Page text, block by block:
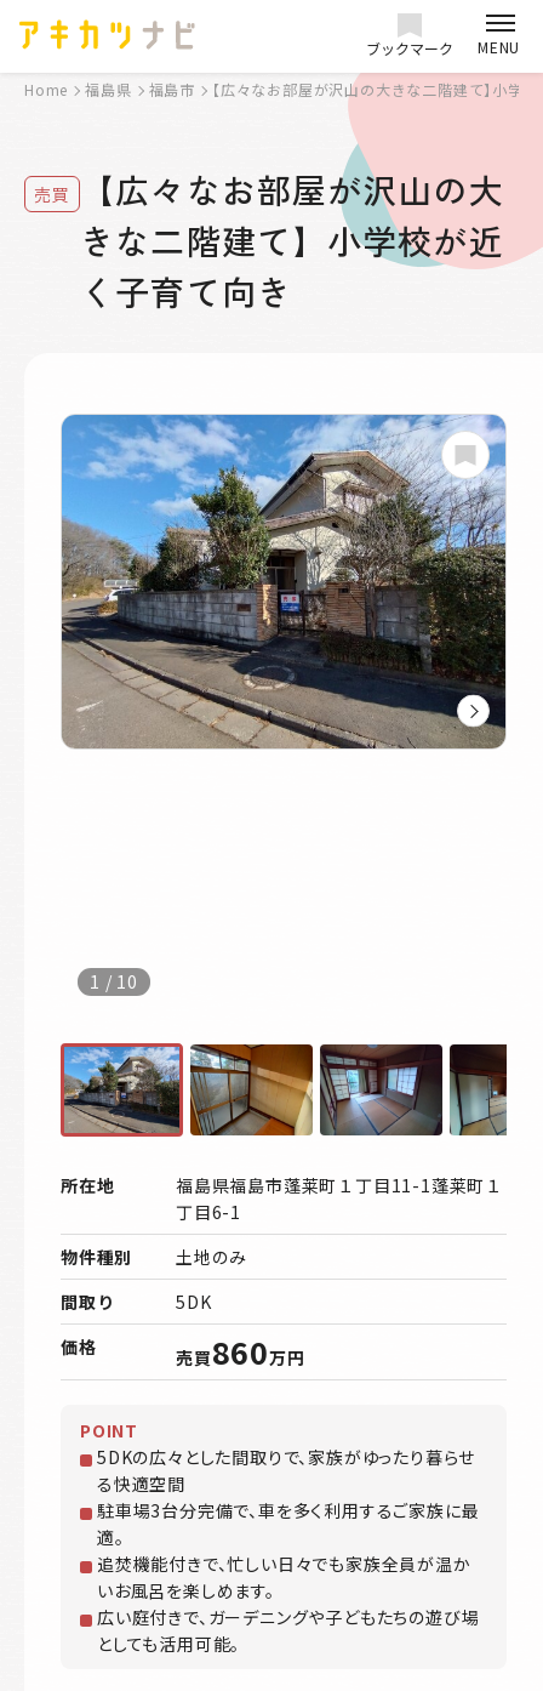
ブックマーク MENU
Home 福島県 福島市 【広々なお部屋が沢山の大きな二階建て】小学
売買
【広々なお部屋が沢山の大
きな二階建て】小学校が近
く子育て向き
1 / 10
所在地
福島県福島市蓬莱町１丁目11-1蓬莱町１
丁目6-1
物件種別
土地のみ
間取り
5DK
価格
売買860万円
POINT
5DKの広々とした間取りで、家族がゆったり暮らせ
る快適空間
駐車場3台分完備で、車を多く利用するご家族に最
適。
追焚機能付きで、忙しい日々でも家族全員が温か
いお風呂を楽しめます。
広い庭付きで、ガーデニングや子どもたちの遊び場
としても活用可能。